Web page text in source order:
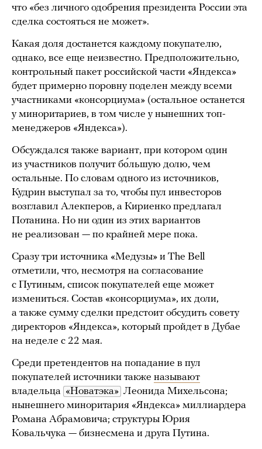
что «без личного одобрения президента России эта
сделка состояться не может».
Какая доля достанется каждому покупателю,
однако, все еще неизвестно. Предположительно,
контрольный пакет российской части «Яндекса»
будет примерно поровну поделен между всеми
участниками «консорциума» (остальное останется
у миноритариев, в том числе у нынешних топ-
менеджеров «Яндекса»).
Обсуждался также вариант, при котором один
из участников получит бо́льшую долю, чем
остальные. По словам одного из источников,
Кудрин выступал за то, чтобы пул инвесторов
возглавил Алекперов, а Кириенко предлагал
Потанина. Но ни один из этих вариантов
не реализован — по крайней мере пока.
Сразу три источника «Медузы» и The Bell
отметили, что, несмотря на согласование
с Путиным, список покупателей еще может
измениться. Состав «консорциума», их доли,
а также сумму сделки предстоит обсудить совету
директоров «Яндекса», который пройдет в Дубае
на неделе с 22 мая.
Среди претендентов на попадание в пул
покупателей источники также называют
владельца «Новатэка» Леонида Михельсона;
нынешнего миноритария «Яндекса» миллиардера
Романа Абрамовича; структуры Юрия
Ковальчука — бизнесмена и друга Путина.